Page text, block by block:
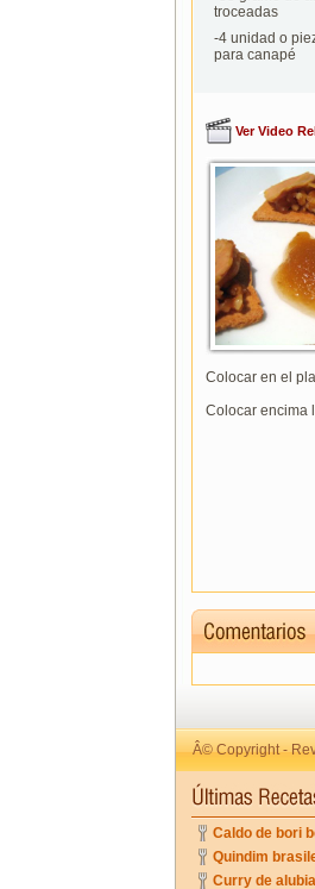
troceadas
-4 unidad o
para canapé
Ver Video
Colocar en el
Colocar encima
Â© Copyright -
Caldo de bori
Quindim
Curry de